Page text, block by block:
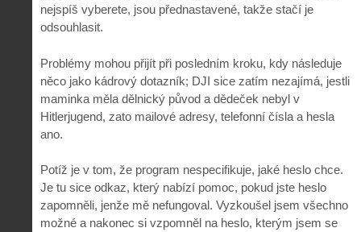
nejspíš vyberete, jsou přednastavené, takže stačí je
odsouhlasit.
Problémy mohou přijít při posledním kroku, kdy následuje
něco jako kádrový dotazník; DJI sice zatím nezajímá, jestli
maminka měla dělnický původ a dědeček nebyl v
Hitlerjugend, zato mailové adresy, telefonní čísla a hesla
ano.
Potíž je v tom, že program nespecifikuje, jaké heslo chce.
Je tu sice odkaz, který nabízí pomoc, pokud jste heslo
zapomněli, jenže mě nefungoval. Vyzkoušel jsem všechno
možné a nakonec si vzpomněl na heslo, kterým jsem se